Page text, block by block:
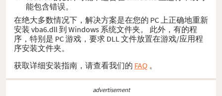
能包含错误。
在绝大多数情况下，解决方案是在您的 PC 上正确地重新
安装 vba6.dll 到 Windows 系统文件夹。 此外，有的程
序，特别是 PC 游戏，要求 DLL 文件放置在游戏/应用程
序安装文件夹。
获取详细安装指南，请查看我们的 FAQ 。
advertisement